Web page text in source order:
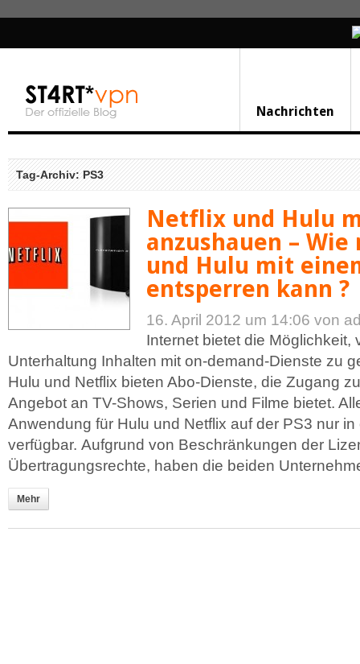
Nachrichten
Tag-Archiv: PS3
Netflix und Hulu
anzushauen –
und Hulu mit
entsperren kann ?
16. April 2012 um 14:06 von
Internet bietet die Möglichkeit,
Unterhaltung Inhalten mit on-demand-Dienste zu
Hulu und Netflix bieten Abo-Dienste, die Zugang
Angebot an TV-Shows, Serien und Filme bietet.
Anwendung für Hulu und Netflix auf der PS3 nur in
verfügbar. Aufgrund von Beschränkungen der
Übertragungsrechte, haben die beiden
Mehr